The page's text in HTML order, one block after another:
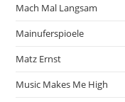
Mach Mal Langsam
Mainuferspioele
Matz Ernst
Music Makes Me High